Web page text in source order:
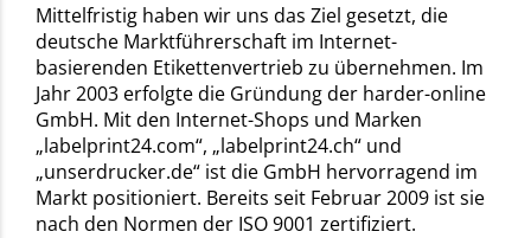
Mittelfristig haben wir uns das Ziel gesetzt, die
deutsche Marktführerschaft im Internet-
basierenden Etikettenvertrieb zu übernehmen. Im
Jahr 2003 erfolgte die Gründung der harder-online
GmbH. Mit den Internet-Shops und Marken
„labelprint24.com“, „labelprint24.ch“ und
„unserdrucker.de“ ist die GmbH hervorragend im
Markt positioniert. Bereits seit Februar 2009 ist sie
nach den Normen der ISO 9001 zertifiziert.